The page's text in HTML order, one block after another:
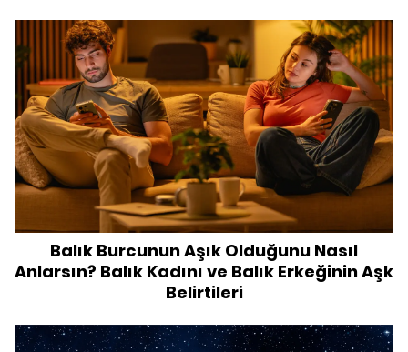
Balık Burcunun Aşık Olduğunu Nasıl
Anlarsın? Balık Kadını ve Balık Erkeğinin Aşk
Belirtileri